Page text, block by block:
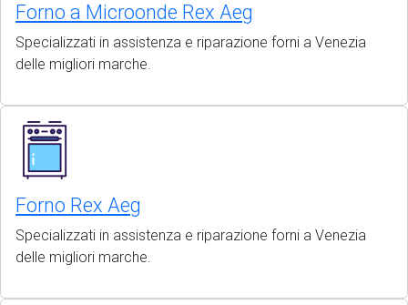
Forno a Microonde Rex Aeg
Specializzati in assistenza e riparazione forni a Venezia
delle migliori marche.
Forno Rex Aeg
Specializzati in assistenza e riparazione forni a Venezia
delle migliori marche.